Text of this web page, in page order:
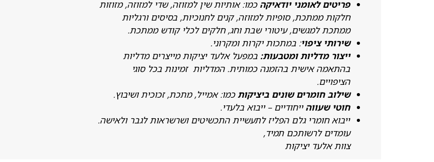
פריטים לאומני יודאיקה כמו: אותיות שין למזוזה, שדי למזוזה, מזוזות
חלקות ממתכת, סופיות למזוזה, קנים לחנוכיות, בסיסים ורגליות
ממתכת למגשים, עיטורי שבת וחג, חלקים לכלי קודש ממתכת.
שירותי ציפוי: במתכות יקרות ומקרוני.
ייצור מדליות ומטבעות: במפעל אלעד יציקות מייצרים מדליות
בהתאמה אישית בהזמנה כמותית. המדליות זמינות בכל סוגי
הציפויים.
שילוב חומרים שונים ביציקותכמו: אמייל, מתכת, זכוכית ושיבוץ.
חוטי שעווהייחודיים – ייבוא בלעדי.
ייבוא חומרי גלם הפליז לתעשיית התכשיטים ושרשראות לגבר ולאישה.
עומדים לרשותכם תמיד,
צוות אלעד יציקות